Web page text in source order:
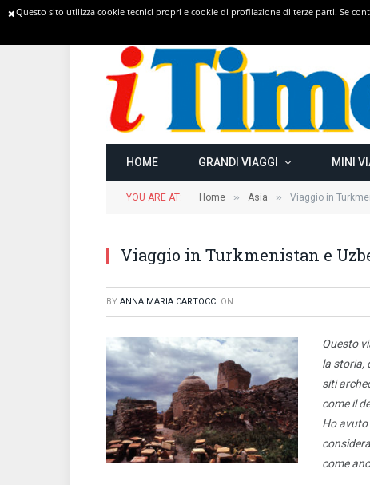
TRENDING
HOME GRANDI VIAGGI MINI
YOU ARE AT: Home » Asia » Viaggio in
Viaggio in Turkmenistan e
BY ANNA MARIA CARTOCCI ON
Questo
la storia,
siti
come il
Ho avuto
come
Questo sito utilizza cookie tecnici propri e cookie di profilazione di terze parti. Se